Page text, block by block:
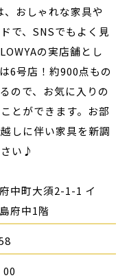
、おしゃれな家具や
で、SNSでもよく見
の実店舗とし
6号店！約900点もの
ので、お気に入りの
とができます。お部
しに伴い家具を新調
い♪
中町大須2-1-1 イ
府中1階